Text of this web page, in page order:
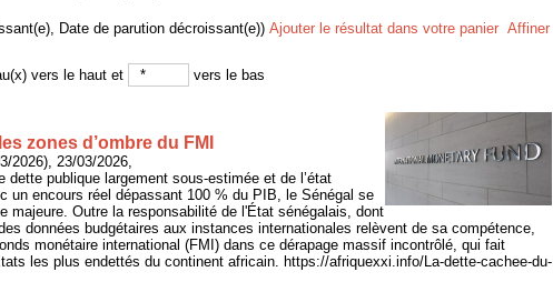
Date de parution décroissant(e)) Ajouter le résultat dans votre panier Affiner
vers le haut et vers le bas
zones d’ombre du FMI
2026), 23/03/2026,
dette publique largement sous‑estimée et de l’état
un encours réel dépassant 100 % du PIB, le Sénégal se
majeure. Outre la responsabilité de l'État sénégalais, dont
données budgétaires aux instances internationales relèvent de sa compétence,
monétaire international (FMI) dans ce dérapage massif incontrôlé, qui fait
les plus endettés du continent africain. https://afriquexxi.info/La-dette-cachee-du-